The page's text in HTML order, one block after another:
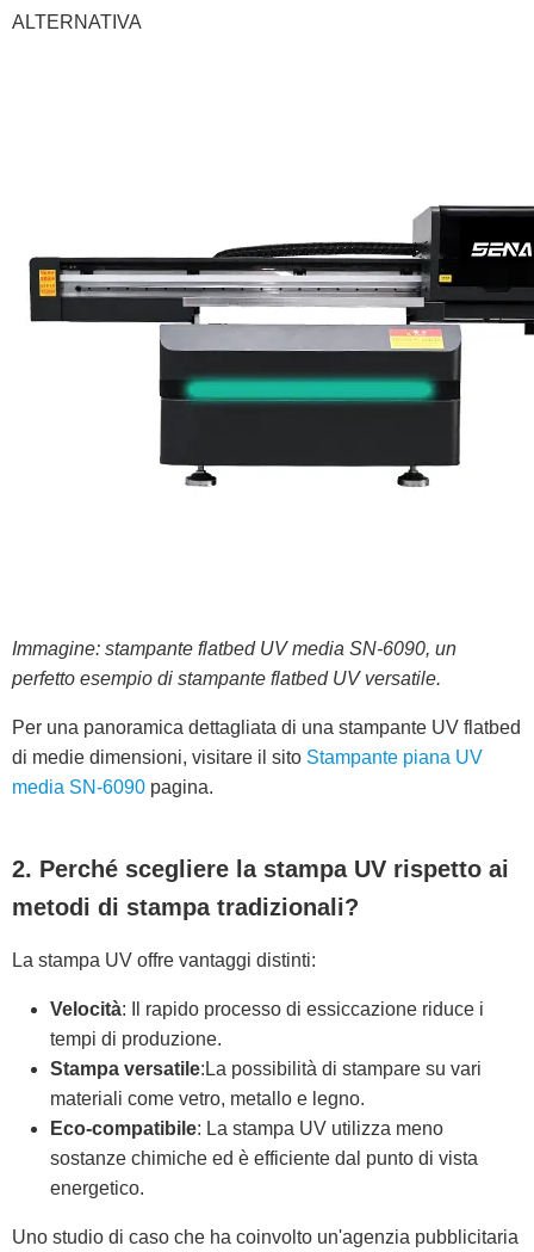
ALTERNATIVA
Immagine: stampante flatbed UV media SN-6090, un
perfetto esempio di stampante flatbed UV versatile.
Per una panoramica dettagliata di una stampante UV flatbed
di medie dimensioni, visitare il sito Stampante piana UV
media SN-6090 pagina.
2. Perché scegliere la stampa UV rispetto ai
metodi di stampa tradizionali?
La stampa UV offre vantaggi distinti:
Velocità: Il rapido processo di essiccazione riduce i
tempi di produzione.
Stampa versatile:La possibilità di stampare su vari
materiali come vetro, metallo e legno.
Eco-compatibile: La stampa UV utilizza meno
sostanze chimiche ed è efficiente dal punto di vista
energetico.
Uno studio di caso che ha coinvolto un'agenzia pubblicitaria